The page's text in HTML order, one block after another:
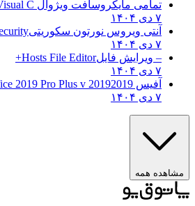
تمامی مایکروسافت ویژوال CVisual C++
آنتی ویروس نورتون سکوریتیSecurity
– ویرایش فایلHosts File Editor+
آفیس 20192019 Microsoft Office 2019 Pro Plus v
همه